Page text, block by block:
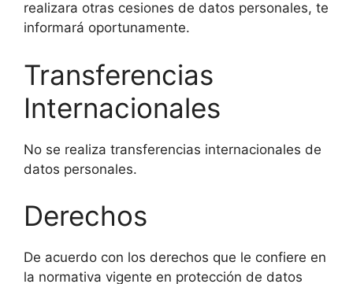
realizara otras cesiones de datos personales, te
informará oportunamente.
Transferencias
Internacionales
No se realiza transferencias internacionales de
datos personales.
Derechos
De acuerdo con los derechos que le confiere en
la normativa vigente en protección de datos